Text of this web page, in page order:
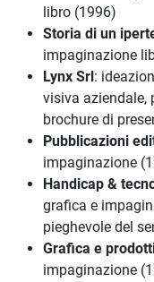
libro (1996)
Storia di un
impaginazione
Lynx Srl :
visiva aziendale,
brochure di
Pubblicazioni
impaginazione
Handicap &
grafica e
pieghevole del
Grafica e
impaginazione